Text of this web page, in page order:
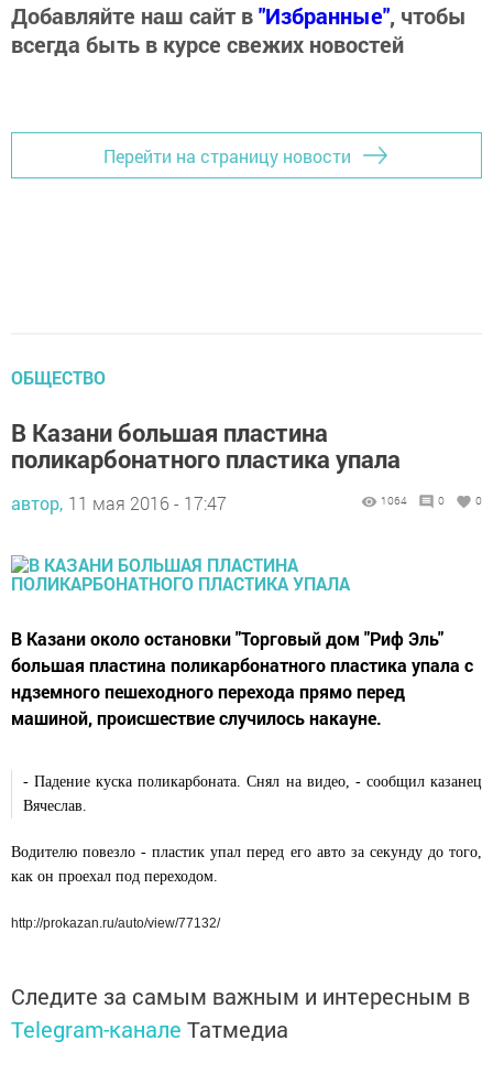
Добавляйте наш сайт в"Избранные", чтобы
всегда быть в курсе свежих новостей
Перейти на страницу новости
ОБЩЕСТВО
В Казани большая пластина
поликарбонатного пластика упала
автор, 11 мая 2016 - 17:47 1064 0 0
В Казани около остановки "Торговый дом "Риф Эль"
большая пластина поликарбонатного пластика упала с
ндземного пешеходного перехода прямо перед
машиной, происшествие случилось накауне.
- Падение куска поликарбоната. Снял на видео, - сообщил казанец
Вячеслав.
Водителю повезло - пластик упал перед его авто за секунду до того,
как он проехал под переходом.
http://prokazan.ru/auto/view/77132/
Следите за самым важным и интересным в
Telegram-канале Татмедиа